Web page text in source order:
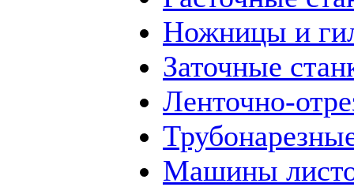
Ножницы и
Заточные
Ленточно-
Машины